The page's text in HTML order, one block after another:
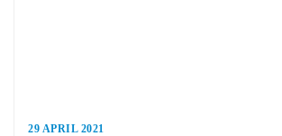
29 APRIL 2021